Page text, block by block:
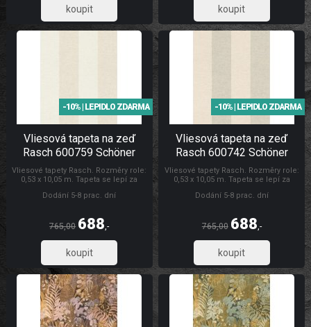
621,07 569,01
Vliesová tapeta na zeď
Rasch 600759 Schöner
Wohnen CL
Vliesové tapety Rasch. Rozměry role:
0,53 x 10,05 m. Tapeta se lepí za
zeď. Vliesové tapety na zeď se
zakrytí jemných prasklin. Tapety
-10% | LEPIDLO ZDARMA
Dodání 5-8 prac. dní
765,00 688,-
569,01
Vliesová tapeta na zeď
Rasch 600742 Schöner
Wohnen CL
Vliesové tapety Rasch. Rozměry role:
0,53 x 10,05 m. Tapeta se lepí za
zeď. Vliesové tapety na zeď se
zakrytí jemných prasklin. Tapety
-10% | LEPIDLO ZDARMA
Dodání 5-8 prac. dní
765,00 688,-
569,01